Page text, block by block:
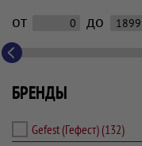
от до
БРЕНДЫ
Gefest (Гефест)(132)